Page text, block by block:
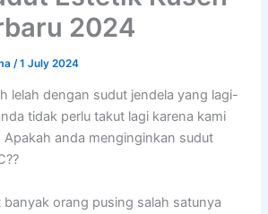
2024
/1 July 2024
lelah dengan sudut jendela yang lagi-
tidak perlu takut lagi karena kami
Apakah anda menginginkan sudut
banyak orang pusing salah satunya